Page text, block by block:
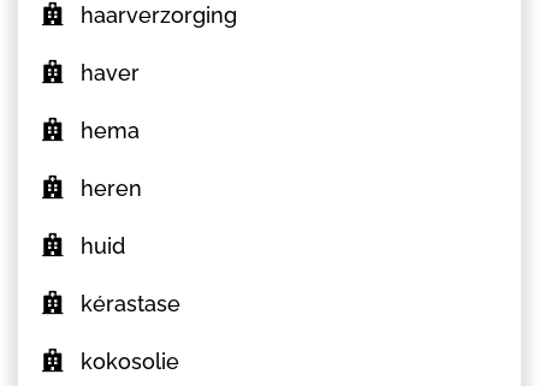
haarverzorging
haver
hema
heren
huid
kérastase
kokosolie